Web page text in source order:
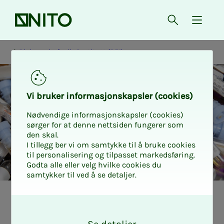
Forsiden Åpne søk
{
Bioingeniørfaglig institutt (BFI)
Vi bru­­­ker in­­­for­­­ma­­­sjons­­­kaps­­­­­ler (cookies)
Nødvendige informasjonskapsler (cookies)
sørger for at denne nettsiden fungerer som
den skal.
I tillegg ber vi om samtykke til å bruke cookies
til personalisering og tilpasset markedsføring.
Godta alle eller velg hvilke cookies du
samtykker til ved å se detaljer.